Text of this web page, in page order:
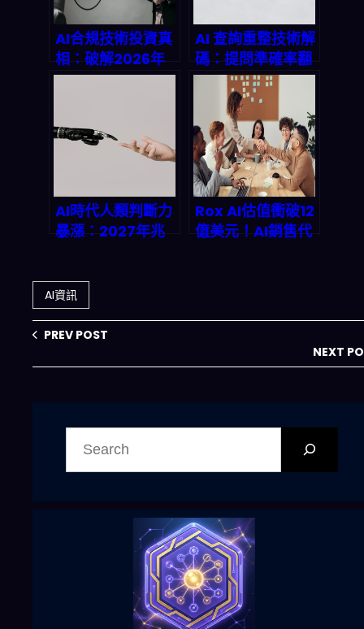
AI合規技術投資真
相：破解2026年
成本回收與市場暴
AI 查詢重整技術解
碼：提問準確率翻
倍的搜尋革命與
2026 年流量新法
則
AI時代人類判斷力
暴漲：2027年兆
Rox AI估值衝破12
億美元！AI銷售代
AI資訊
PREV POST
NEXT